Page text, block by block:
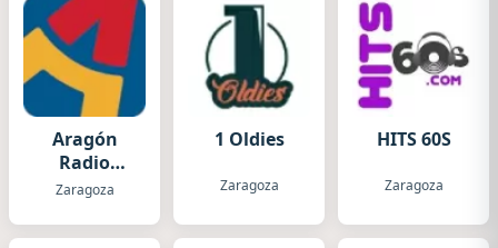
Aragón
Radio
Zaragoza
Zaragoza
1 Oldies
Zaragoza
HITS 60S
Zaragoza